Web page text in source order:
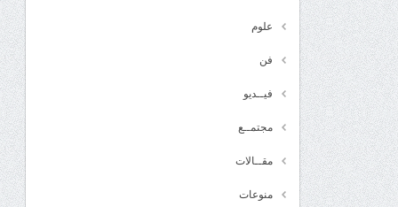
علوم
فن
فيــديو
مجتمــع
مقــالات
منوعات